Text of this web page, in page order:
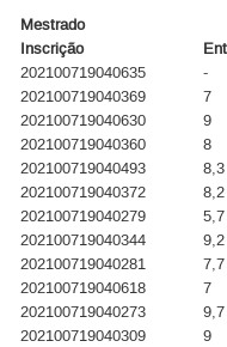
Mestrado
Inscrição
202100719040635
-
202100719040369
7
202100719040630
9
202100719040360
8
202100719040493
8,3
202100719040372
8,2
202100719040279
5,7
202100719040344
9,2
202100719040281
7,7
202100719040618
7
202100719040273
9,7
202100719040309
9